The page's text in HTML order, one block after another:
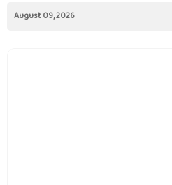
August 09, 2026